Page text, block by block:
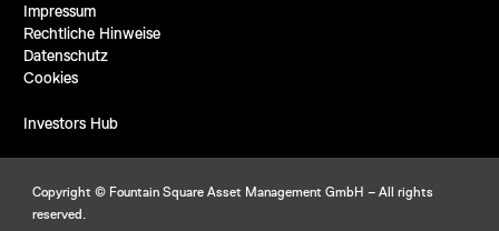
Impressum
Rechtliche Hinweise
Datenschutz
Cookies
Investors Hub
Copyright © Fountain Square Asset Management GmbH – All rights
reserved.